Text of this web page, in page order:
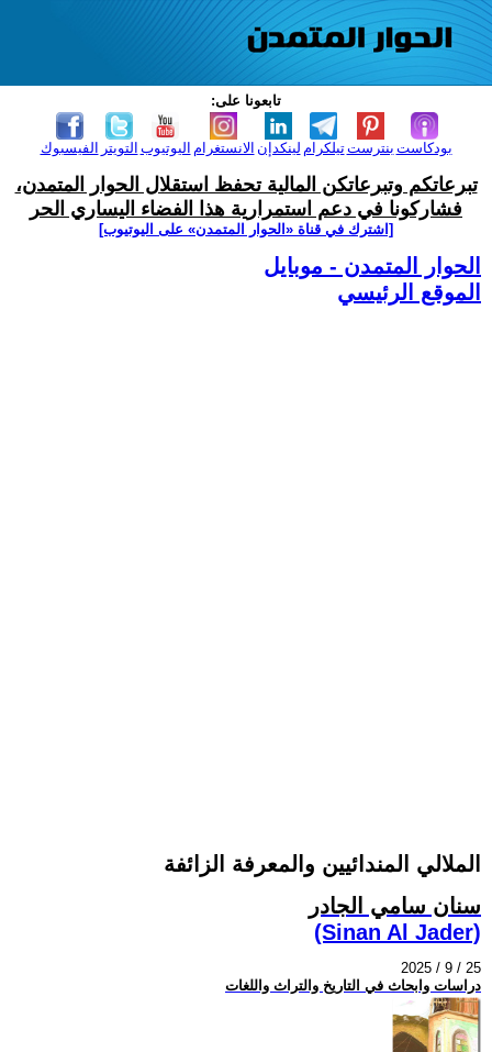
تابعونا على:
الفيسبوك التويتر اليوتيوب الانستغرام لينكدإن تيلكرامبنترست بودكاست
تبرعاتكم وتبرعاتكن المالية تحفظ استقلال الحوار المتمدن،
فشاركونا في دعم استمرارية هذا الفضاء اليساري الحر
[اشترك في قناة ‫«الحوار المتمدن» على اليوتيوب]
الحوار المتمدن - موبايل
الموقع الرئيسي
الملالي المندائيين والمعرفة الزائفة
سنان سامي الجادر
(Sinan Al Jader)
2025 / 9 / 25
دراسات وابحاث في التاريخ والتراث واللغات